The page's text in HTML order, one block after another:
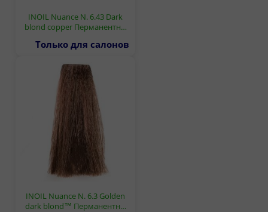
INOIL Nuance N. 6.43 Dark
blond copper Перманентн…
Только для салонов
INOIL Nuance N. 6.3 Golden
dark blond™ Перманентн…